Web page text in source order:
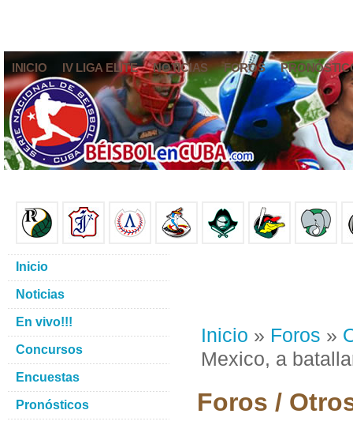
INICIO IV LIGA ELITE NOTICIAS FOROS
Inicio » Foros »
Mexico, a
Foros /
Inicio
Noticias
En vivo!!!
Concursos
Encuestas
Pronósticos